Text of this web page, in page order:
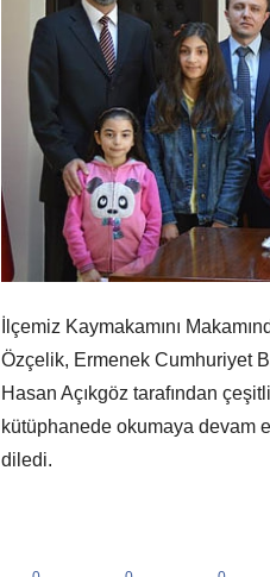
İlçemiz Kaymakamını
Özçelik, Ermenek Cumhuriyet
Hasan Açıkgöz tarafından
kütüphanede okumaya devam
diledi.